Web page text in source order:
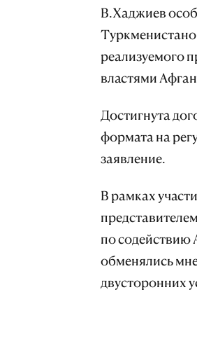
В.Хаджиев
реализуемого
властями
Достигнута
формата на
заявление.
В рамках
по
обменялись
двусторонних